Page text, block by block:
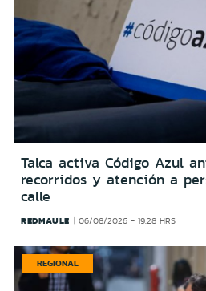
Talca activa Código Azul
recorridos y atención a
calle
REDMAULE 06/08/2026 - 19:28 HRS
REGIONAL